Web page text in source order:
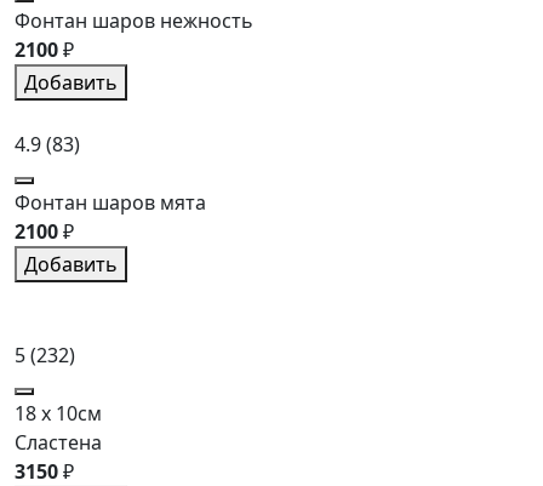
Фонтан шаров нежность
2100₽
Добавить
4.9(83)
Фонтан шаров мята
2100₽
Добавить
5(232)
18 x 10см
Сластена
3150₽